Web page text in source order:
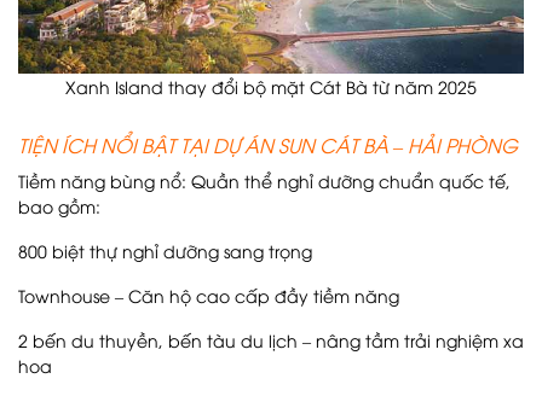
Xanh Island thay đổi bộ mặt Cát Bà từ năm 2025
TIỆN ÍCH NỔI BẬT TẠI DỰ ÁN SUN CÁT BÀ – HẢI PHÒNG
Tiềm năng bùng nổ: Quần thể nghỉ dưỡng chuẩn quốc tế,
bao gồm:
800 biệt thự nghỉ dưỡng sang trọng
Townhouse – Căn hộ cao cấp đầy tiềm năng
2 bến du thuyền, bến tàu du lịch – nâng tầm trải nghiệm xa
hoa